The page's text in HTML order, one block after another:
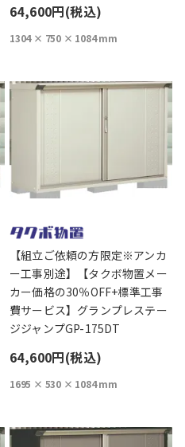
64,600円(税込)
1304 × 750 × 1084 mm
【組立ご依頼の方限定※アンカ
ー工事別途】【タクボ物置メー
カー価格の30％OFF+標準工事
費サービス】グランプレステー
ジジャンプGP-175DT
64,600円(税込)
1695 × 530 × 1084 mm